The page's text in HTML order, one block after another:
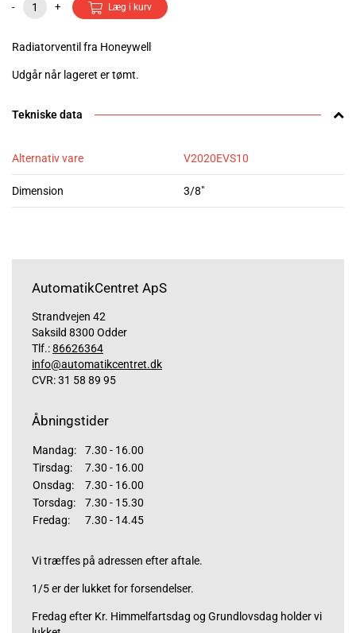
- + Læg i kurv
Radiatorventil fra Honeywell
Udgår når lageret er tømt.
Tekniske data
Alternativ vare V2020EVS10
Dimension 3/8"
AutomatikCentret ApS
Strandvejen 42
Saksild 8300 Odder
Tlf.:86626364
info@automatikcentret.dk
CVR: 31 58 89 95
Åbningstider
Mandag:
7.30 - 16.00
Tirsdag:
7.30 - 16.00
Onsdag:
7.30 - 16.00
Torsdag:
7.30 - 15.30
Fredag:
7.30 - 14.45
Vi træffes på adressen efter aftale.
1/5 er der lukket for forsendelser.
Fredag efter Kr. Himmelfartsdag og Grundlovsdag holder vi